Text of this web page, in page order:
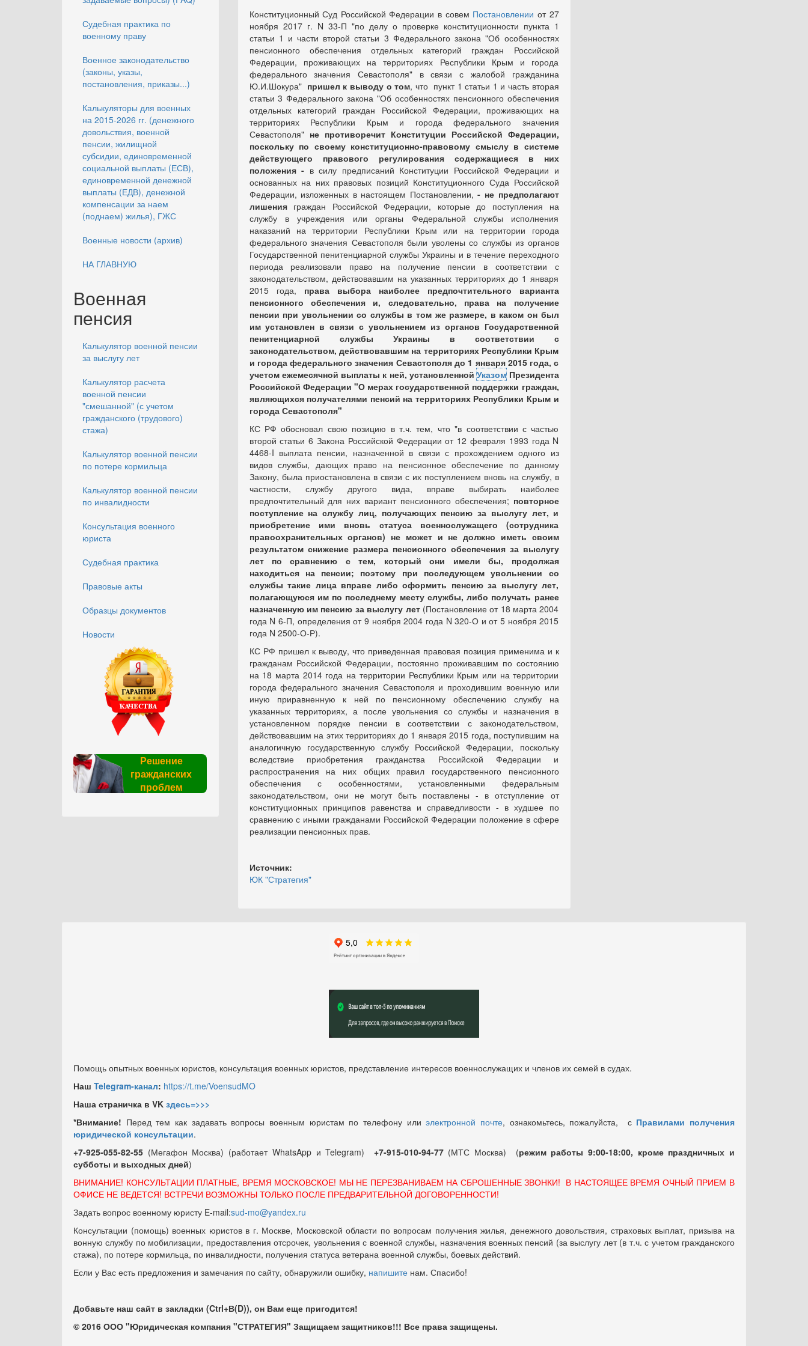
Судебная практика по
военному праву
Военное законодательство
(законы, указы,
постановления, приказы...)
Калькуляторы для военных
на 2015-2026 гг. (денежного
довольствия, военной
пенсии, жилищной
субсидии, единовременной
социальной выплаты (ЕСВ),
единовременной денежной
выплаты (ЕДВ), денежной
компенсации за наем
(поднаем) жилья), ГЖС
Военные новости (архив)
НА ГЛАВНУЮ
Военная
пенсия
Калькулятор военной пенсии
за выслугу лет
Калькулятор расчета
военной пенсии
"смешанной" (с учетом
гражданского (трудового)
стажа)
Калькулятор военной пенсии
по потере кормильца
Калькулятор военной пенсии
по инвалидности
Консультация военного
юриста
Судебная практика
Правовые акты
Образцы документов
Новости
Решение
гражданских
проблем
Конституционный Суд Российской Федерации в совем Постановлении от 27
ноября 2017 г. N 33-П "по делу о проверке конституционности пункта 1
статьи 1 и части второй статьи 3 Федерального закона "Об особенностях
пенсионного обеспечения отдельных категорий граждан Российской
Федерации, проживающих на территориях Республики Крым и города
федерального значения Севастополя" в связи с жалобой гражданина
Ю.И.Шокура" пришел к выводу о том, что пункт 1 статьи 1 и часть вторая
статьи 3 Федерального закона "Об особенностях пенсионного обеспечения
отдельных категорий граждан Российской Федерации, проживающих на
территориях Республики Крым и города федерального значения
Севастополя" не противоречит Конституции Российской Федерации,
поскольку по своему конституционно-правовому смыслу в системе
действующего правового регулирования содержащиеся в них
положения - в силу предписаний Конституции Российской Федерации и
основанных на них правовых позиций Конституционного Суда Российской
Федерации, изложенных в настоящем Постановлении, - не предполагают
лишения граждан Российской Федерации, которые до поступления на
службу в учреждения или органы Федеральной службы исполнения
наказаний на территории Республики Крым или на территории города
федерального значения Севастополя были уволены со службы из органов
Государственной пенитенциарной службы Украины и в течение переходного
периода реализовали право на получение пенсии в соответствии с
законодательством, действовавшим на указанных территориях до 1 января
2015 года, права выбора наиболее предпочтительного варианта
пенсионного обеспечения и, следовательно, права на получение
пенсии при увольнении со службы в том же размере, в каком он был
им установлен в связи с увольнением из органов Государственной
пенитенциарной службы Украины в соответствии с
законодательством, действовавшим на территориях Республики Крым
и города федерального значения Севастополя до 1 января 2015 года, с
учетом ежемесячной выплаты к ней, установленнойУказомПрезидента
Российской Федерации "О мерах государственной поддержки граждан,
являющихся получателями пенсий на территориях Республики Крым и
города Севастополя"
КС РФ обосновал свою позицию в т.ч. тем, что "в соответствии с частью
второй статьи 6 Закона Российской Федерации от 12 февраля 1993 года N
4468-I выплата пенсии, назначенной в связи с прохождением одного из
видов службы, дающих право на пенсионное обеспечение по данному
Закону, была приостановлена в связи с их поступлением вновь на службу, в
частности, службу другого вида, вправе выбирать наиболее
предпочтительный для них вариант пенсионного обеспечения; повторное
поступление на службу лиц, получающих пенсию за выслугу лет, и
приобретение ими вновь статуса военнослужащего (сотрудника
правоохранительных органов) не может и не должно иметь своим
результатом снижение размера пенсионного обеспечения за выслугу
лет по сравнению с тем, который они имели бы, продолжая
находиться на пенсии; поэтому при последующем увольнении со
службы такие лица вправе либо оформить пенсию за выслугу лет,
полагающуюся им по последнему месту службы, либо получать ранее
назначенную им пенсию за выслугу лет(Постановление от 18 марта 2004
года N 6-П, определения от 9 ноября 2004 года N 320-О и от 5 ноября 2015
года N 2500-О-Р).
КС РФ пришел к выводу, что приведенная правовая позиция применима и к
гражданам Российской Федерации, постоянно проживавшим по состоянию
на 18 марта 2014 года на территории Республики Крым или на территории
города федерального значения Севастополя и проходившим военную или
иную приравненную к ней по пенсионному обеспечению службу на
указанных территориях, а после увольнения со службы и назначения в
установленном порядке пенсии в соответствии с законодательством,
действовавшим на этих территориях до 1 января 2015 года, поступившим на
аналогичную государственную службу Российской Федерации, поскольку
вследствие приобретения гражданства Российской Федерации и
распространения на них общих правил государственного пенсионного
обеспечения с особенностями, установленными федеральным
законодательством, они не могут быть поставлены - в отступление от
конституционных принципов равенства и справедливости - в худшее по
сравнению с иными гражданами Российской Федерации положение в сфере
реализации пенсионных прав.
Источник:
ЮК "Стратегия"
Помощь опытных военных юристов, консультация военных юристов, представление интересов военнослужащих и членов их семей в судах.
Наш Telegram-канал: https://t.me/VoensudMO
Наша страничка в VK здесь=>>>
*Внимание! Перед тем как задавать вопросы военным юристам по телефону илиэлектронной почте, ознакомьтесь, пожалуйста, с Правилами получения
юридической консультации.
+7-925-055-82-55 (Мегафон Москва) (работает WhatsApp и Telegram) +7-915-010-94-77 (МТС Москва) (режим работы 9:00-18:00, кроме праздничных и
субботы и выходных дней)
ВНИМАНИЕ! КОНСУЛЬТАЦИИ ПЛАТНЫЕ, ВРЕМЯ МОСКОВСКОЕ! МЫ НЕ ПЕРЕЗВАНИВАЕМ НА СБРОШЕННЫЕ ЗВОНКИ! В НАСТОЯЩЕЕ ВРЕМЯ ОЧНЫЙ ПРИЕМ В
ОФИСЕ НЕ ВЕДЕТСЯ! ВСТРЕЧИ ВОЗМОЖНЫ ТОЛЬКО ПОСЛЕ ПРЕДВАРИТЕЛЬНОЙ ДОГОВОРЕННОСТИ!
Задать вопрос военному юристу E-mail:sud-mo@yandex.ru
Консультации (помощь) военных юристов в г. Москве, Московской области по вопросам получения жилья, денежного довольствия, страховых выплат, призыва на
вонную службу по мобилизации, предоставления отсрочек, увольнения с военной службы, назначения военных пенсий (за выслугу лет (в т.ч. с учетом гражданского
стажа), по потере кормильца, по инвалидности, получения статуса ветерана военной службы, боевых действий.
Если у Вас есть предложения и замечания по сайту, обнаружили ошибку, напишите нам. Спасибо!
Добавьте наш сайт в закладки (Ctrl+В(D)), он Вам еще пригодится!
© 2016 ООО "Юридическая компания "СТРАТЕГИЯ" Защищаем защитников!!! Все права защищены.